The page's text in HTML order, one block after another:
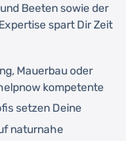
Beeten sowie der
spart Dir Zeit
Mauerbau oder
kompetente
setzen Deine
naturnahe